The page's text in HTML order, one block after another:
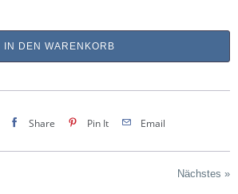
IN DEN WARENKORB
Share Pin It Email
Nächstes »